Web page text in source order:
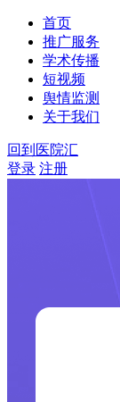
首页
推广服务
学术传播
短视频
舆情监测
关于我们
回到医院汇
登录 注册